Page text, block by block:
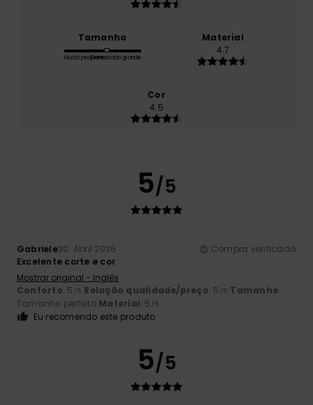
Tamanho
Muito pequenoDemasiado grande
Material
4.7
Cor
4.5
5/5
Gabriele30. Abril 2026
Compra verificada
Excelente corte e cor
Mostrar original - Inglês
Conforto: 5 /5 Relação qualidade/preço: 5 /5 Tamanho:
Tamanho perfeito Material: 5 /5
Eu recomendo este produto
5/5